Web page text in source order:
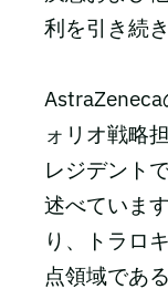
利を引き続
ォリオ戦略
レジデント
述べていま
り、トラロ
点領域であ